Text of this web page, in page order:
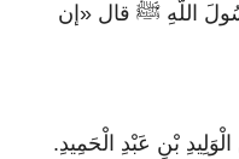
اللَّهِ ﷺ قال «إن
بْنُ الْوَلِيدِ بْنِ عَبْدِ الْحَمِيدِ.